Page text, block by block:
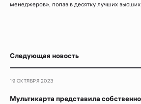
менеджеров», попав в десятку лучших
Следующая новость
19 ОКТЯБРЯ 2023
Мультикарта представила